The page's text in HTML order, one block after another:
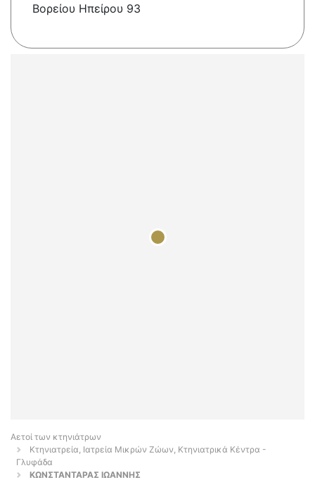
Βορείου Ηπείρου 93
Αετοί των κτηνιάτρων
Κτηνιατρεία, Ιατρεία Μικρών Ζώων, Κτηνιατρικά Κέντρα -
Γλυφάδα
ΚΩΝΣΤΑΝΤΑΡΑΣ ΙΩΑΝΝΗΣ